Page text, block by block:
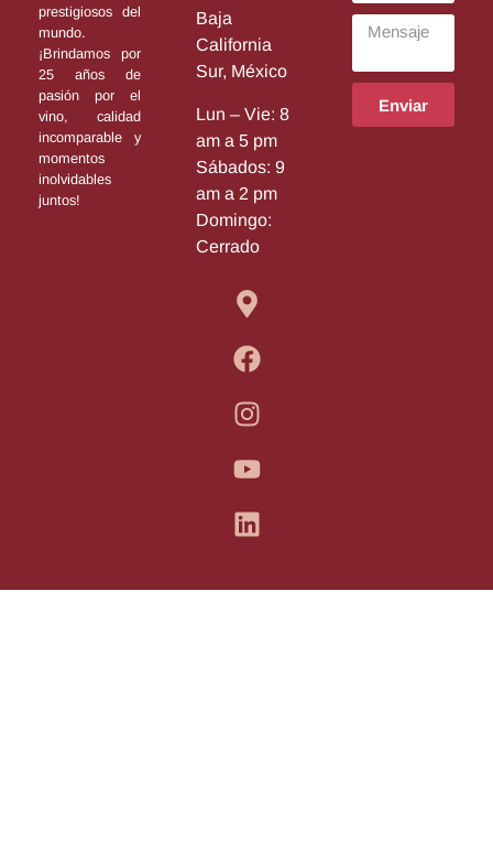
prestigiosos del
mundo.
¡Brindamos por
25 años de
pasión por el
vino, calidad
incomparable y
momentos
inolvidables
juntos!
Baja
California
Sur, México
Lun – Vie: 8
am a 5 pm
Sábados: 9
am a 2 pm
Domingo:
Cerrado
Enviar